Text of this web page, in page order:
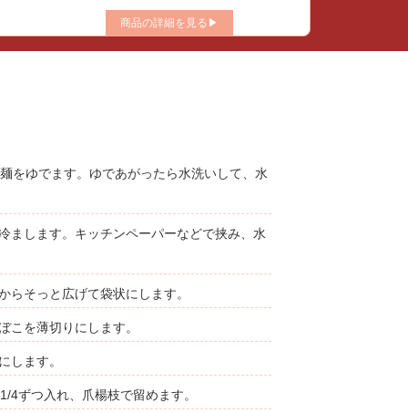
商品の詳細を見る▶
をゆでます。ゆであがったら水洗いして、水
まします。キッチンペーパーなどで挟み、水
らそっと広げて袋状にします。
こを薄切りにします。
します。
4ずつ入れ、爪楊枝で留めます。